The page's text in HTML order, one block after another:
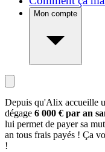
Mon compte
Depuis qu'Alix accueille
dégage 6 000 € par an
lui permet de payer sa
an tous frais payés ! Ça
!